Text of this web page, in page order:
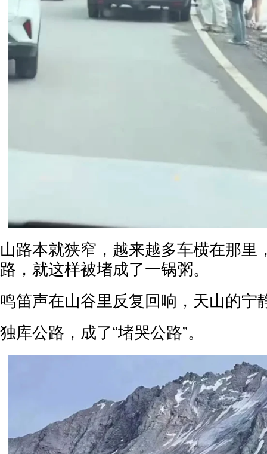
山路本就狭窄，越来越多车横在那里
路，就这样被堵成了一锅粥。
鸣笛声在山谷里反复回响，天山的宁
独库公路，成了“堵哭公路”。